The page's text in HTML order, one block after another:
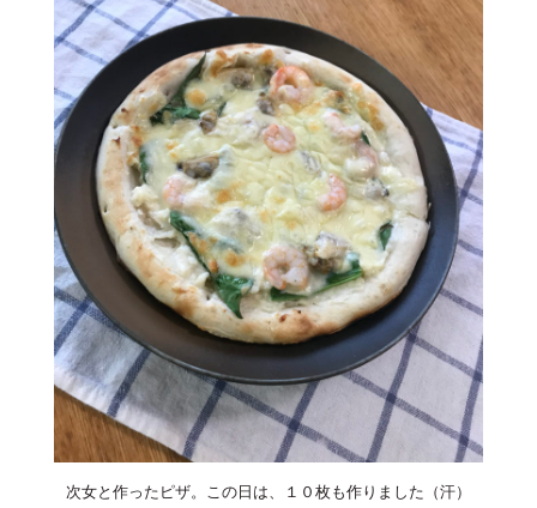
次女と作ったピザ。この日は、１０枚も作りました（汗）